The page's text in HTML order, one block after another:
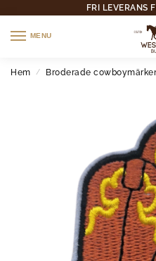
FRI LEVERANS
MENU
Hem / Broderade